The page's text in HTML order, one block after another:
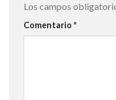
Los campos
Comentario *